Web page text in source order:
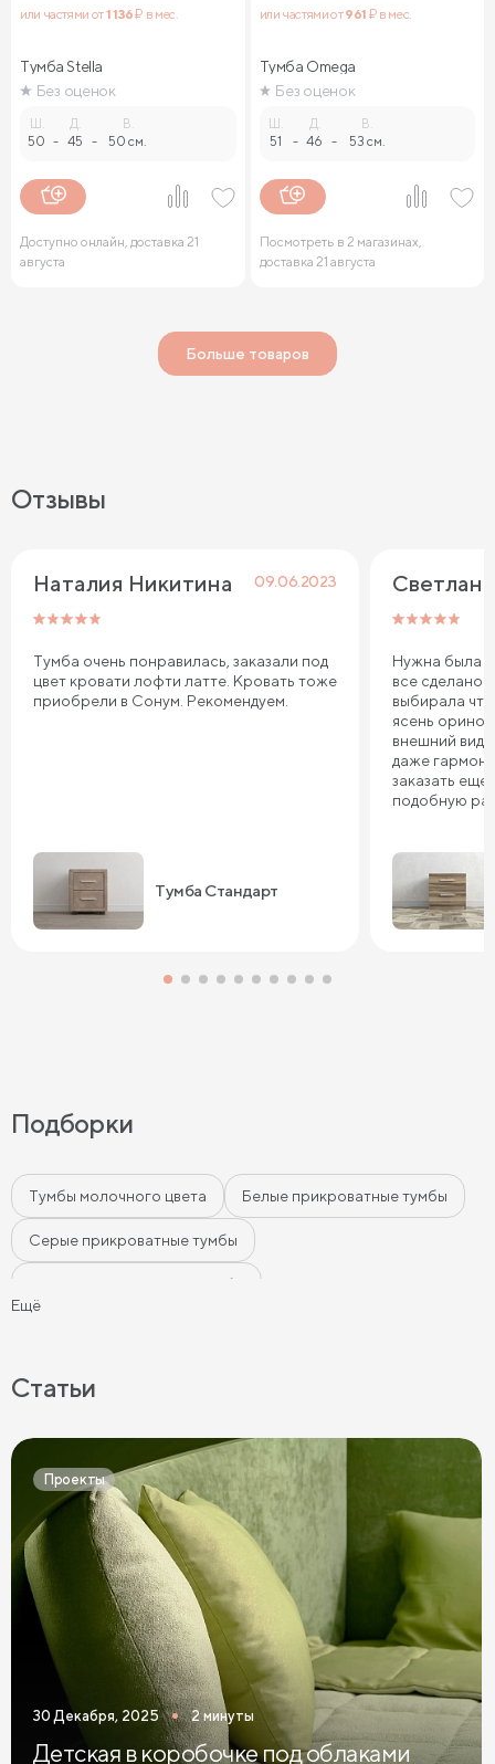
или частями от1 136₽ в мес.
Тумба Stella
Без оценок
Ш.
50 -
Д.
45 -
В.
50 см.
Доступно онлайн, доставка 21
августа
или частями от961 ₽ в мес.
Тумба Omega
Без оценок
Ш.
51 -
Д.
46 -
В.
53 см.
Посмотреть в 2 магазинах,
доставка 21 августа
Больше товаров
Отзывы
Наталия Никитина 09.06.2023
Тумба очень понравилась, заказали под
цвет кровати лофти латте. Кровать тоже
приобрели в Сонум. Рекомендуем.
Тумба Стандарт
Светлана
Нужна была
все сделано
выбирала
ясень
внешний вид
даже
заказать еще
подобную
Подборки
Тумбы молочного цвета Белые прикроватные тумбы
Серые прикроватные тумбы
Черные прикроватные тумбы
Прикроватные тумбы в современном стиле
Узкие прикроватные тумбы
Темные прикроватные тумбы
Зеленые прикроватные тумбы
Синие прикроватные тумбы
Коричневые прикроватные тумбы
Светлые прикроватные тумбы
Ещё
Статьи
Проекты
30 Декабря, 2025 2 минуты
Детская в коробочке под облаками